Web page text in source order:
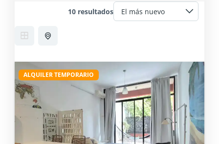
10 resultados
ALQUILER TEMPORARIO